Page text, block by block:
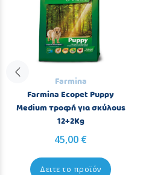
Farmina
Farmina Ecopet Puppy
Medium τροφή για σκύλους
12+2Kg
45,00 €
Δειτε το προϊόν